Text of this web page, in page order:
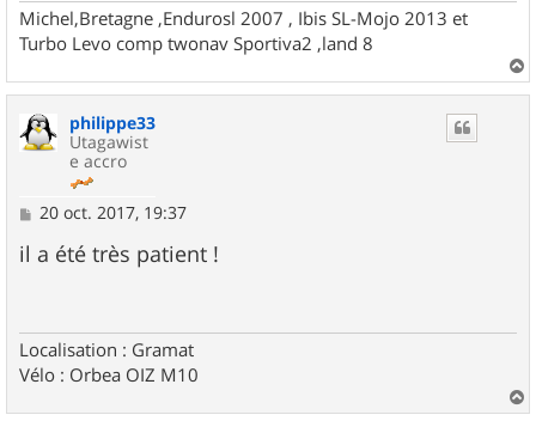
Michel,Bretagne ,Endurosl 2007 , Ibis SL-Mojo 2013 et
Turbo Levo comp twonav Sportiva2 ,land 8
a
philippe33
Utagawist
e accro
M
s
s
20 oct. 2017, 19:37
il a été très patient !
Localisation : Gramat
Vélo : Orbea OIZ M10
a